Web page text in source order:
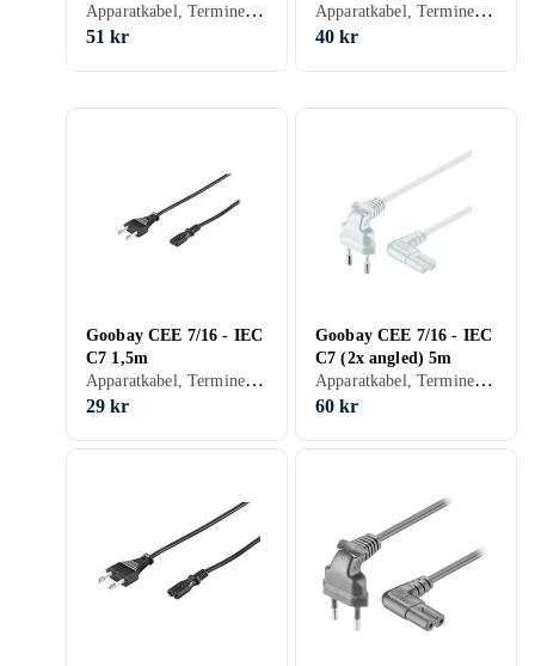
Apparatkabel, Terminerad (försedd med kontakter), 34
51 kr
Apparatkabel, Terminerad (försedd med kontakter), 26.67
40 kr
Goobay CEE 7/16 - IEC
C7 1,5m
Apparatkabel, Terminerad (försedd med kontakter), 19.33
29 kr
Goobay CEE 7/16 - IEC
C7 (2x angled) 5m
Apparatkabel, Terminerad (försedd med kontakter), 12
60 kr